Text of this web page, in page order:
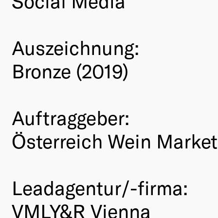
Auszeichnung:
Bronze (2019)
Auftraggeber:
Österreich Wein
Leadagentur/-firma:
VMLY&R Vienna